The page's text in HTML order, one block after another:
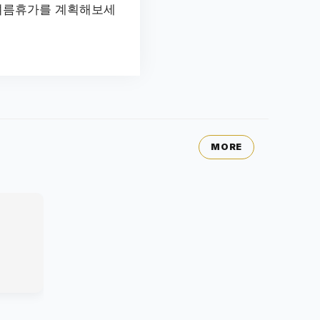
휴가를 계획해보세
MORE